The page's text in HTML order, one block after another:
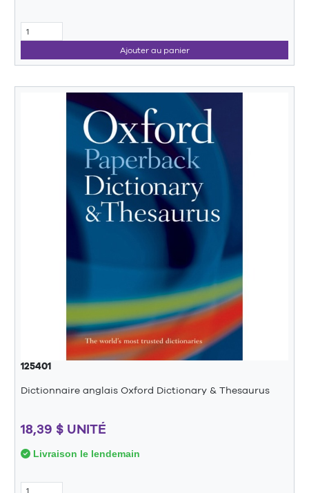
Ajouter au panier
125401
Dictionnaire anglais Oxford Dictionary & Thesaurus
18,39 $ UNITÉ
Livraison le lendemain